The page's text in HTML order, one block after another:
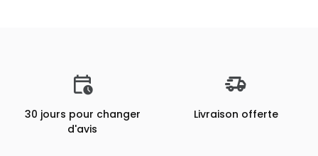
30 jours pour changer
d'avis
Livraison offerte